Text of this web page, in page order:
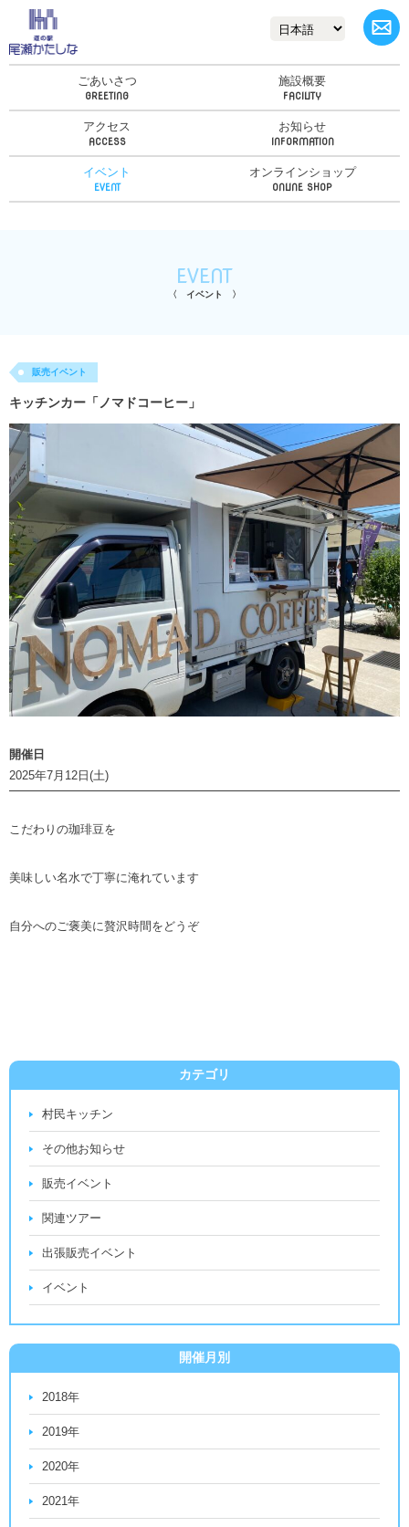
ごあいさつ 施設概要
アクセス お知らせ
イベント オンラインショップ
EVENT
イベント
販売イベント
キッチンカー「ノマドコーヒー」
開催日
2025年7月12日(土)
こだわりの珈琲豆を
美味しい名水で丁寧に淹れています
自分へのご褒美に贅沢時間をどうぞ
カテゴリ
村民キッチン
その他お知らせ
販売イベント
関連ツアー
出張販売イベント
イベント
開催月別
2018年
2019年
2020年
2021年